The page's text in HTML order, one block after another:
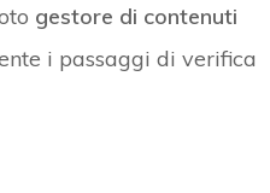
gestore di contenuti
i passaggi di verifica